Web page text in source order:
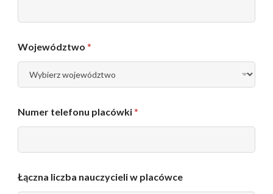
Województwo *
Numer telefonu placówki*
Łączna liczba nauczycieli w placówce